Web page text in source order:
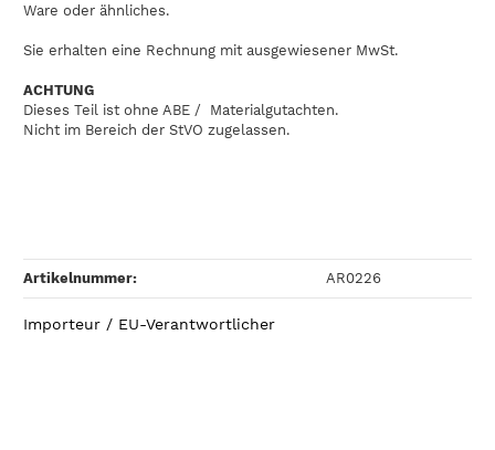
Ware oder ähnliches.
Sie erhalten eine Rechnung mit ausgewiesener MwSt.
ACHTUNG
Dieses Teil ist ohne ABE / Materialgutachten.
Nicht im Bereich der StVO zugelassen.
Artikelnummer: AR0226
Importeur / EU-Verantwortlicher